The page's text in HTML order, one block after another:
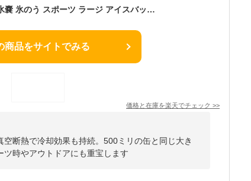
【公式】ピーコック 氷嚢 氷のう スポーツ ラージ アイスバッグ 水筒型 氷のうボトル アイスパック 暑さ対策 熱中対策 グッズ 工事現場 ビッグ 携帯氷のう 持ち運び 長持ち 保冷 缶ホルダー ゴルフ スポーツ ひんやり 冷やす 通勤 農作業 冷却シリコン 魔法瓶 ABB-L30
商品をサイトでみる
価格と在庫を楽天でチェック >>
断熱で冷却効果も持続。500ミリの缶と同じ大き
時やアウトドアにも重宝します